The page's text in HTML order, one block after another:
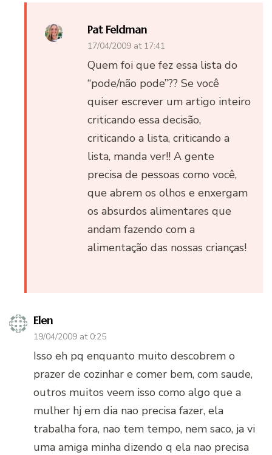
Pat Feldman
17/04/2009 at 17:41
Quem foi que fez essa lista do
“pode/não pode”?? Se você
quiser escrever um artigo inteiro
criticando essa decisão,
criticando a lista, criticando a
lista, manda ver!! A gente
precisa de pessoas como você,
que abrem os olhos e enxergam
os absurdos alimentares que
andam fazendo com a
alimentação das nossas crianças!
Elen
19/04/2009 at 0:25
Isso eh pq enquanto muito descobrem o
prazer de cozinhar e comer bem, com saude,
outros muitos veem isso como algo que a
mulher hj em dia nao precisa fazer, ela
trabalha fora, nao tem tempo, nem saco, ja vi
uma amiga minha dizendo q ela nao precisa